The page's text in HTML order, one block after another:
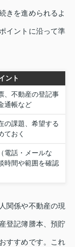
きを進められるよ
イントに沿って準
ント
、不動産の登記事
通帳など
の課題、希望する
ておく
電話・メールな
時間や範囲を確認
関係や不動産の現
登記簿謄本、預貯
すすめです。これ